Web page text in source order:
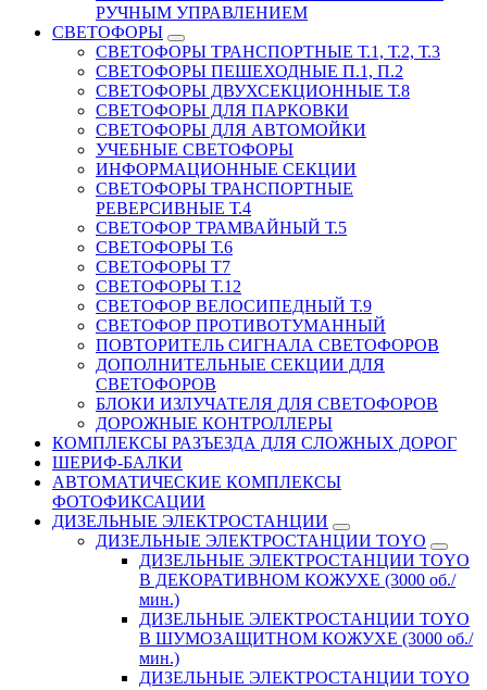
РУЧНЫМ УПРАВЛЕНИЕМ
СВЕТОФОРЫ
СВЕТОФОРЫ ТРАНСПОРТНЫЕ Т.1, Т.2, Т.3
СВЕТОФОРЫ ПЕШЕХОДНЫЕ П.1, П.2
СВЕТОФОРЫ ДВУХСЕКЦИОННЫЕ Т.8
СВЕТОФОРЫ ДЛЯ ПАРКОВКИ
СВЕТОФОРЫ ДЛЯ АВТОМОЙКИ
УЧЕБНЫЕ СВЕТОФОРЫ
ИНФОРМАЦИОННЫЕ СЕКЦИИ
СВЕТОФОРЫ ТРАНСПОРТНЫЕ
РЕВЕРСИВНЫЕ Т.4
СВЕТОФОР ТРАМВАЙНЫЙ Т.5
СВЕТОФОРЫ Т.6
СВЕТОФОРЫ Т7
СВЕТОФОРЫ Т.12
СВЕТОФОР ВЕЛОСИПЕДНЫЙ Т.9
СВЕТОФОР ПРОТИВОТУМАННЫЙ
ПОВТОРИТЕЛЬ СИГНАЛА СВЕТОФОРОВ
ДОПОЛНИТЕЛЬНЫЕ СЕКЦИИ ДЛЯ
СВЕТОФОРОВ
БЛОКИ ИЗЛУЧАТЕЛЯ ДЛЯ СВЕТОФОРОВ
ДОРОЖНЫЕ КОНТРОЛЛЕРЫ
КОМПЛЕКСЫ РАЗЪЕЗДА ДЛЯ СЛОЖНЫХ ДОРОГ
ШЕРИФ-БАЛКИ
АВТОМАТИЧЕСКИЕ КОМПЛЕКСЫ
ФОТОФИКСАЦИИ
ДИЗЕЛЬНЫЕ ЭЛЕКТРОСТАНЦИИ
ДИЗЕЛЬНЫЕ ЭЛЕКТРОСТАНЦИИ TOYO
ДИЗЕЛЬНЫЕ ЭЛЕКТРОСТАНЦИИ TOYO
В ДЕКОРАТИВНОМ КОЖУХЕ (3000 об./
мин.)
ДИЗЕЛЬНЫЕ ЭЛЕКТРОСТАНЦИИ TOYO
В ШУМОЗАЩИТНОМ КОЖУХЕ (3000 об./
мин.)
ДИЗЕЛЬНЫЕ ЭЛЕКТРОСТАНЦИИ TOYO